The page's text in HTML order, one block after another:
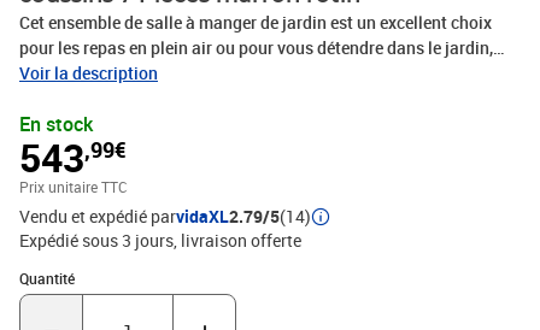
Cet ensemble de salle à manger de jardin est un excellent choix
pour les repas en plein air ou pour vous détendre dans le jardin,
dans l'arrière-cour ou sur la terrasse. Matériau durable : la résine
matériau synthétique solide et nécessitant peu d'entretien qui
ressemble au rotin naturel. Il est léger, facile à nettoyer et
couramment utilisé pour les meubles d'extérieur en raison de sa
durabilité et de ses propriétés de résistance aux
intempéries.Dossier réglable : ce siège de jardin est doté d'une
poignée. Vous pouvez régler le dossier dans n'importe quelle
position en tirant sur la poignée et le remettre rapidement dans sa
position initiale.Expérience d'assise confortable : ce mobilier
Voir la description
En stock
543,99€
Prix unitaire TTC
Vendu et expédié parvidaXL2.79/5(14)
Expédié sous 3 jours livraison offerte
Quantité
Quantité : 1